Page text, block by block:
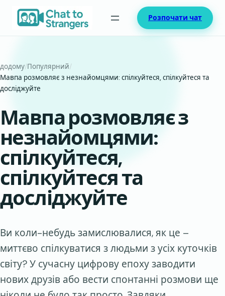
Перейти
Розпочати чат
додому/Популярний/
Мавпа розмовляє з незнайомцями: спілкуйтеся, спілкуйтеся та
досліджуйте
Мавпа розмовляє з
незнайомцями:
спілкуйтеся,
спілкуйтеся та
досліджуйте
Ви коли-небудь замислювалися, як це –
миттєво спілкуватися з людьми з усіх куточків
світу? У сучасну цифрову епоху заводити
нових друзів або вести спонтанні розмови ще